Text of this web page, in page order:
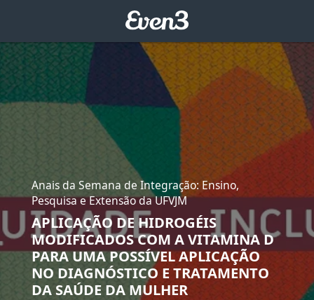
Anais da Semana de Integração: Ensino,
Pesquisa e Extensão da UFVJM
APLICAÇÃO DE HIDROGÉIS
MODIFICADOS COM A VITAMINA D
PARA UMA POSSÍVEL APLICAÇÃO
NO DIAGNÓSTICO E TRATAMENTO
DA SAÚDE DA MULHER